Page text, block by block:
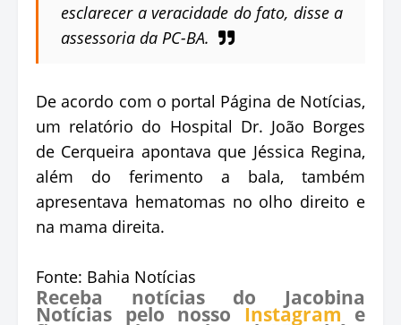
esclarecer a veracidade do fato, disse a
assessoria da PC-BA.
De acordo com o portal Página de Notícias,
um relatório do Hospital Dr. João Borges
de Cerqueira apontava que Jéssica Regina,
além do ferimento a bala, também
apresentava hematomas no olho direito e
na mama direita.
Fonte: Bahia Notícias
Receba notícias do Jacobina
Notícias pelo nosso Instagram e